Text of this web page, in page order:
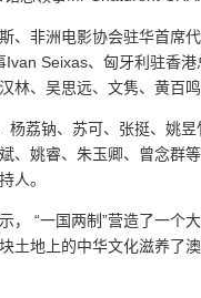
、非洲电影协会驻华首席
Seixas、匈牙利驻香
林、吴思远、文隽、黄百
杨荔钠、苏可、张挺、姚
、姚睿、朱玉卿、曾念群
人。
， “一国两制”营造了一
土地上的中华文化滋养了